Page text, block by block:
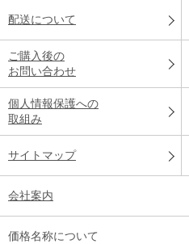
配送について
ご購入後の
お問い合わせ
個人情報保護への
取組み
サイトマップ
会社案内
価格名称について